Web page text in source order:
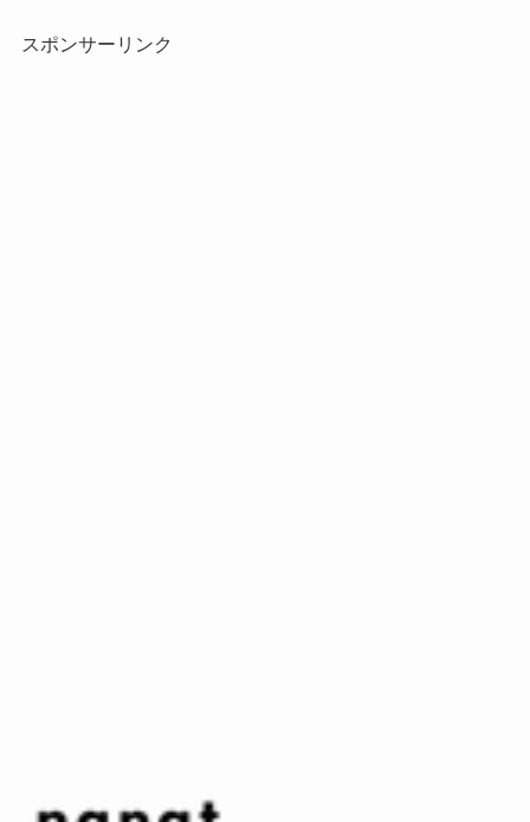
レ
スポンサーリンク